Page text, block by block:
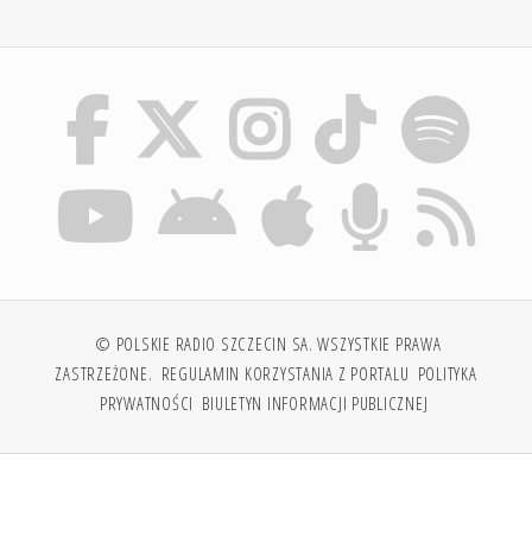
© POLSKIE RADIO SZCZECIN SA. WSZYSTKIE PRAWA
ZASTRZEŻONE. REGULAMIN KORZYSTANIA Z PORTALU POLITYKA
PRYWATNOŚCI BIULETYN INFORMACJI PUBLICZNEJ